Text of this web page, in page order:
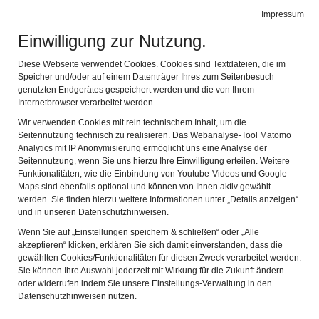
Impressum
Einwilligung zur Nutzung.
Diese Webseite verwendet Cookies. Cookies sind Textdateien, die im
Speicher und/oder auf einem Datenträger Ihres zum Seitenbesuch
genutzten Endgerätes gespeichert werden und die von Ihrem
Internetbrowser verarbeitet werden.
Wir verwenden Cookies mit rein technischem Inhalt, um die
Seitennutzung technisch zu realisieren. Das Webanalyse-Tool Matomo
Analytics mit IP Anonymisierung ermöglicht uns eine Analyse der
Seitennutzung, wenn Sie uns hierzu Ihre Einwilligung erteilen. Weitere
Funktionalitäten, wie die Einbindung von Youtube-Videos und Google
Maps sind ebenfalls optional und können von Ihnen aktiv gewählt
werden. Sie finden hierzu weitere Informationen unter „Details anzeigen“
und in unseren Datenschutzhinweisen.
Wenn Sie auf „Einstellungen speichern & schließen“ oder „Alle
akzeptieren“ klicken, erklären Sie sich damit einverstanden, dass die
gewählten Cookies/Funktionalitäten für diesen Zweck verarbeitet werden.
Sie können Ihre Auswahl jederzeit mit Wirkung für die Zukunft ändern
oder widerrufen indem Sie unsere Einstellungs-Verwaltung in den
Datenschutzhinweisen nutzen.
Gebärdensprache
Stadtmuseum Erlangen
Entdecken Sie Erlangens Geschichte
The Lederwaren- und Kartonagenfabrik
Zucker